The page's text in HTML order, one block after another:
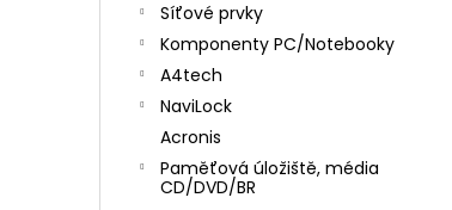
Síťové prvky
Komponenty PC/Notebooky
A4tech
NaviLock
Acronis
Paměťová úložiště, média
CD/DVD/BR